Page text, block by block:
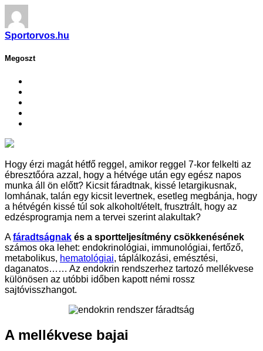
Sportorvos.hu
Megoszt
Hogy érzi magát hétfő reggel, amikor reggel 7-kor felkelti az
ébresztőóra azzal, hogy a hétvége után egy egész napos
munka áll ön előtt? Kicsit fáradtnak, kissé letargikusnak,
lomhának, talán egy kicsit levertnek, esetleg megbánja, hogy
a hétvégén kissé túl sok alkoholt/ételt, frusztrált, hogy az
edzésprogramja nem a tervei szerint alakultak?
Afáradtságnak és a sportteljesítmény csökkenésének
számos oka lehet: endokrinológiai, immunológiai, fertőző,
metabolikus, hematológiai, táplálkozási, emésztési,
daganatos…… Az endokrin rendszerhez tartozó mellékvese
különösen az utóbbi időben kapott némi rossz
sajtóvisszhangot.
A mellékvese bajai